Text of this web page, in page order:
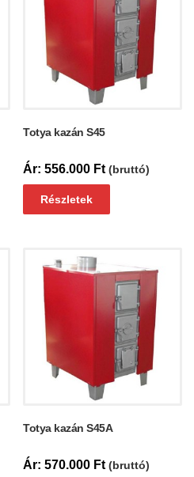
Totya kazán S45
556.000 Ft (bruttó)
Részletek
Totya kazán S45A
570.000 Ft (bruttó)